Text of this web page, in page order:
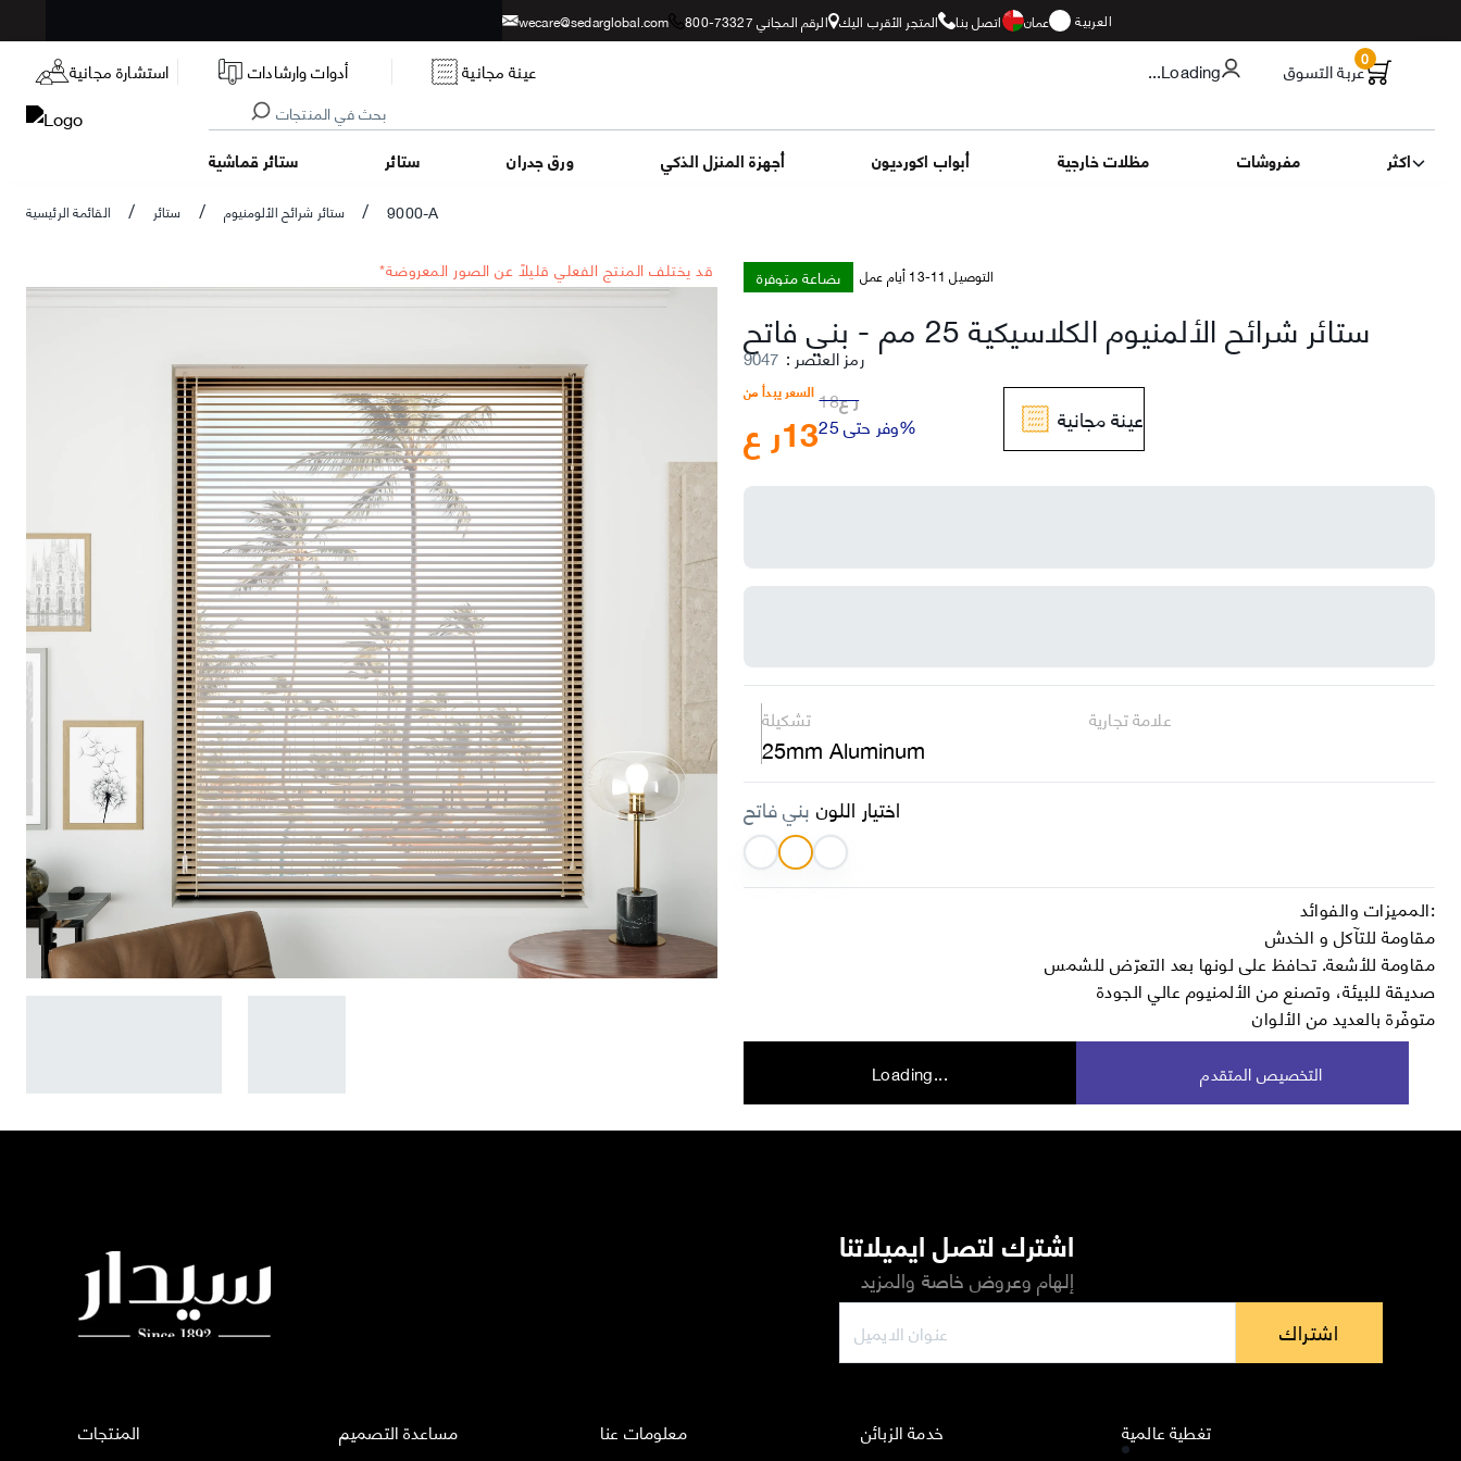
wecare@sedarglobal.com الرقم المجاني 73327-800 المتجر الأقرب اليك اتصل بنا عمان العربية
استشارة مجانية أدوات وارشادات عينة مجانية ...Loading عربة التسوق0
ستائر قماشية ستائر ورق جدران أجهزة المنزل الذكي أبواب اكورديون مظلات خارجية مفروشات اكثر
القائمة الرئيسية / ستائر / ستائر شرائح الألومنيوم / 9000-A
*قد يختلف المنتج الفعلي قليلاً عن الصور المعروضة بضاعة متوفرة التوصيل 11-13 أيام عمل
ستائر شرائح الألمنيوم الكلاسيكية 25 مم - بني فاتح
رمز العنصر :
9047
السعر يبدأ من
ر ع13
ر ع18
وفر حتى 25%
عينة مجانية
تشكيلة
25mm Aluminum
علامة تجارية
اختيار اللون بني فاتح
المميزات والفوائد:
مقاومة للتآكل و الخدش
مقاومة للأشعة. تحافظ على لونها بعد التعرّض للشمس
صديقة للبيئة، وتصنع من الألمنيوم عالي الجودة
متوفّرة بالعديد من الألوان
Loading... التخصيص المتقدم
اشترك لتصل ايميلاتنا
إلهام وعروض خاصة والمزيد
اشتراك
المنتجات مساعدة التصميم معلومات عنا خدمة الزبائن تغطية عالمية